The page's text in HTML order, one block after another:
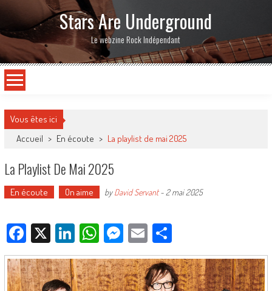
Stars Are Underground
Le webzine Rock Indépendant
Vous êtes ici
Accueil > En écoute > La playlist de mai 2025
La Playlist De Mai 2025
En écoute On aime byDavid Servant- 2 mai 2025
Facebook
X LinkedIn
WhatsApp
Messenger
EmailPartager